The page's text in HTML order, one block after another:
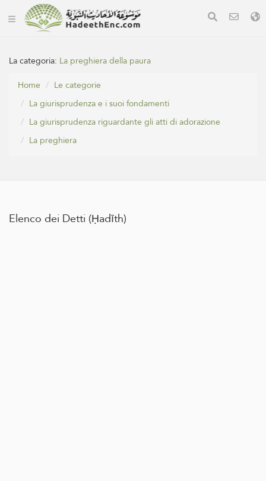
La categoria: La preghiera della paura
Home
Le categorie
La giurisprudenza e i suoi fondamenti
La giurisprudenza riguardante gli atti di adorazione
La preghiera
Elenco dei Detti (Ḥadīth)